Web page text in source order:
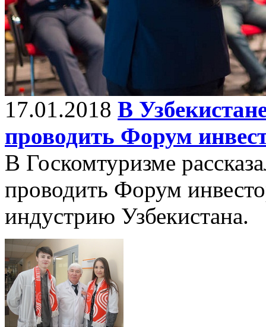
17.01.2018 В
проводить Форум
В Госкомтуризме
проводить Форум
индустрию Узбекистана.